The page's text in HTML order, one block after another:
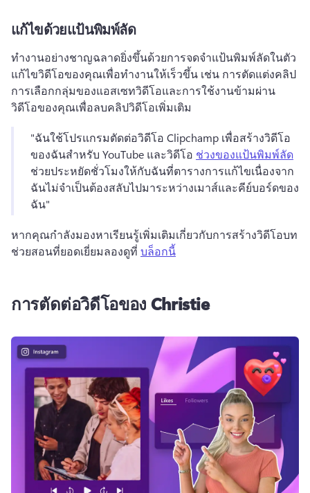
แก้ไขด้วยแป้นพิมพ์ลัด
ทํางานอย่างชาญฉลาดยิ่งขึ้นด้วยการจดจําแป้นพิมพ์ลัดในตัว
แก้ไขวิดีโอของคุณเพื่อทํางานให้เร็วขึ้น เช่น การตัดแต่งคลิป
การเลือกกลุ่มของแอสเซทวิดีโอและการใช้งานข้ามผ่าน
วิดีโอของคุณเพื่อลบคลิปวิดีโอเพิ่มเติม
"ฉันใช้โปรแกรมตัดต่อวิดีโอ Clipchamp เพื่อสร้างวิดีโอ
ของฉันสําหรับ YouTube และวิดีโอ ช่วงของแป้นพิมพ์ลัด
ช่วยประหยัดชั่วโมงให้กับฉันที่ตารางการแก้ไขเนื่องจาก
ฉันไม่จําเป็นต้องสลับไปมาระหว่างเมาส์และคีย์บอร์ดของ
ฉัน"
หากคุณกําลังมองหาเรียนรู้เพิ่มเติมเกี่ยวกับการสร้างวิดีโอบท
ช่วยสอนที่ยอดเยี่ยมลองดูที่ บล็อกนี้
การตัดต่อวิดีโอของ Christie